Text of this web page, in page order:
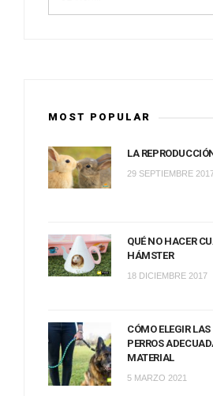
MOST POPULAR
LA
29 SEPTIEMBRE
QUÉ NO HACER
HÁMSTER
18 DICIEMBRE 2017
CÓMO ELEGIR
PERROS
MATERIAL
5 MARZO 2021